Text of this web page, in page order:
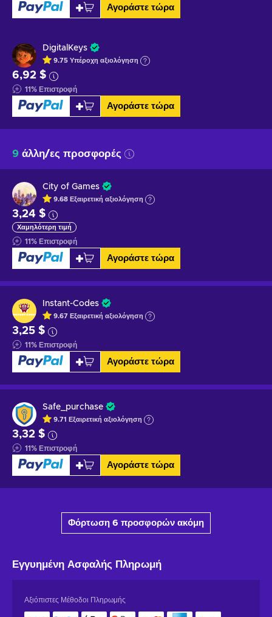
Αγοράστε τώρα
DigitalKeys
9.75 Υπέροχη αξιολόγηση
6,92 $
11% Επιστροφή
Αγοράστε τώρα
9 άλλη/ες προσφορές
City of Games
9.68 Εξαιρετική αξιολόγηση
3,24 $
Χαμηλότερη τιμή
11% Επιστροφή
Αγοράστε τώρα
Instant-Codes
9.67 Εξαιρετική αξιολόγηση
3,25 $
11% Επιστροφή
Αγοράστε τώρα
Safe_purchase
9.71 Εξαιρετική αξιολόγηση
3,32 $
11% Επιστροφή
Αγοράστε τώρα
Φόρτωση 6 προσφορών ακόμη
Εγγυημένη Ασφαλής Πληρωμή
Αξιόπιστες Μέθοδοι Πληρωμής